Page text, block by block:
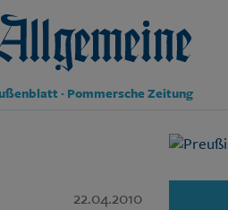
· Pommersche Zeitung
22.04.2010